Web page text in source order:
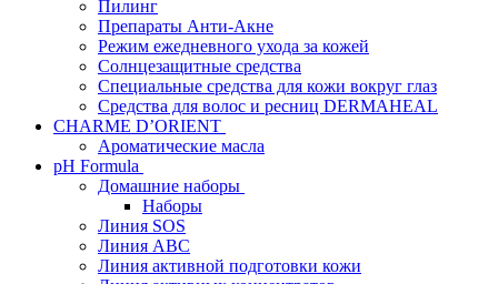
Пилинг
Препараты Анти-Акне
Режим ежедневного ухода за кожей
Солнцезащитные средства
Специальные средства для кожи вокруг глаз
Средства для волос и ресниц DERMAHEAL
CHARME D’ORIENT
Ароматические масла
pH Formula
Домашние наборы
Наборы
Линия SOS
Линия АВС
Линия активной подготовки кожи